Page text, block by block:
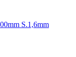
S.1,6mm